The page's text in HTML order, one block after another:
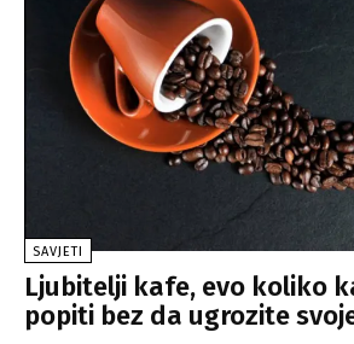
SAVJETI
Ljubitelji kafe, evo koliko
popiti bez da ugrozite